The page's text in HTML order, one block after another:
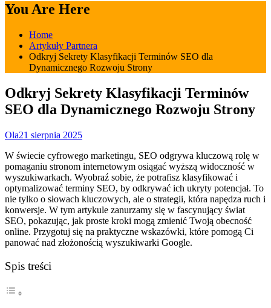
You Are Here
Home
Artykuły Partnera
Odkryj Sekrety Klasyfikacji Terminów SEO dla
Dynamicznego Rozwoju Strony
Odkryj Sekrety Klasyfikacji Terminów
SEO dla Dynamicznego Rozwoju Strony
Ola21 sierpnia 2025
W świecie cyfrowego marketingu, SEO odgrywa kluczową rolę w
pomaganiu stronom internetowym osiągać wyższą widoczność w
wyszukiwarkach. Wyobraź sobie, że potrafisz klasyfikować i
optymalizować terminy SEO, by odkrywać ich ukryty potencjał. To
nie tylko o słowach kluczowych, ale o strategii, która napędza ruch i
konwersje. W tym artykule zanurzamy się w fascynujący świat
SEO, pokazując, jak proste kroki mogą zmienić Twoją obecność
online. Przygotuj się na praktyczne wskazówki, które pomogą Ci
panować nad złożonością wyszukiwarki Google.
Spis treści